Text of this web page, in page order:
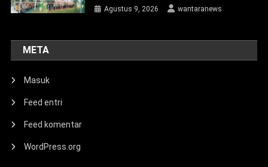
Agustus 9, 2026 wantaranews
META
Masuk
Feed entri
Feed komentar
WordPress.org